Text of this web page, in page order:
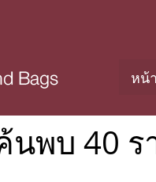
หน้
นพบ 40 ร